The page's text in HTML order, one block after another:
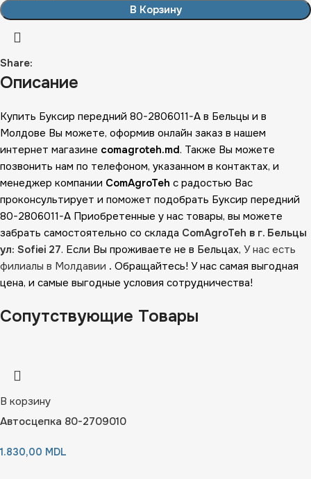
В Корзину
Share:
Описание
Купить Буксир передний 80-2806011-А в Бельцы и в
Молдове Вы можете, оформив онлайн заказ в нашем
интернет магазине comagroteh.md. Также Вы можете
позвонить нам по телефоном, указанном в контактах, и
менеджер компании ComAgroTeh с радостью Вас
проконсультирует и поможет подобрать Буксир передний
80-2806011-А Приобретенные у нас товары, вы можете
забрать самостоятельно со склада ComAgroTeh в г. Бельцы
ул: Sofiei 27. Если Вы проживаете не в Бельцах, У нас есть
филиалы в Молдавии . Обращайтесь! У нас самая выгодная
цена, и самые выгодные условия сотрудничества!
Сопутствующие Товары
В корзину
Автосцепка 80-2709010
1.830,00 MDL